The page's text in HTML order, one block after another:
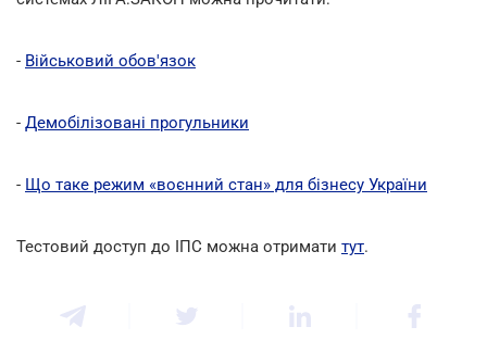
- Військовий обов'язок
- Демобілізовані прогульники
- Що таке режим «воєнний стан» для бізнесу України
Тестовий доступ до ІПС можна отримати тут.